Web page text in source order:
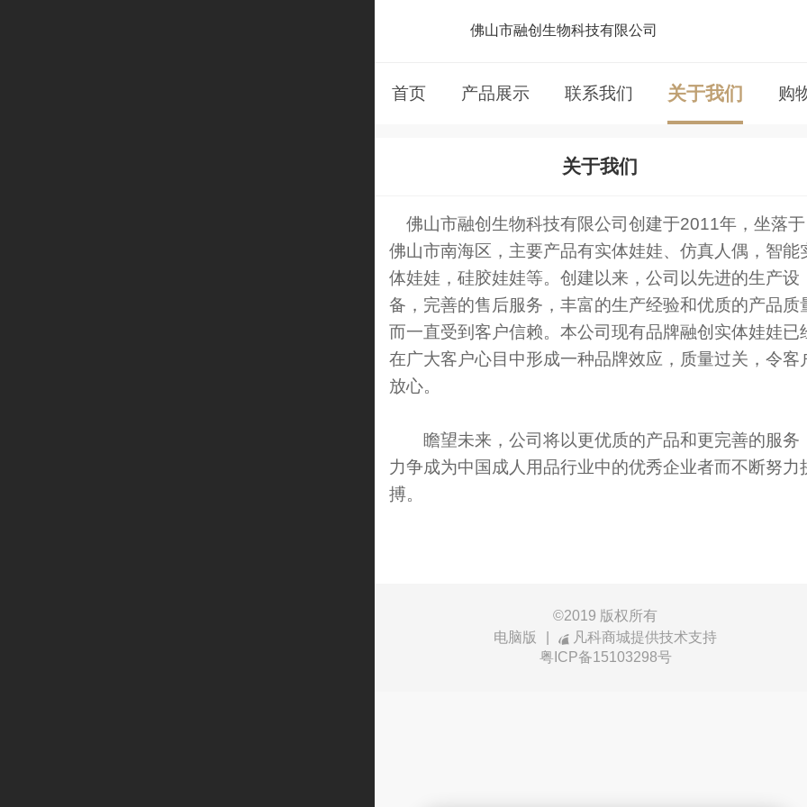
佛山市融创生物科技有限公司
首页 产品展示 联系我们 关于我们 购
关于我们
佛山市融创生物科技有限公司创建于2011年，坐落于
佛山市南海区，主要产品有实体娃娃、仿真人偶，智能
体娃娃，硅胶娃娃等。创建以来，公司以先进的生产设
备，完善的售后服务，丰富的生产经验和优质的产品质
而一直受到客户信赖。本公司现有品牌融创实体娃娃已
在广大客户心目中形成一种品牌效应，质量过关，令客
放心。
瞻望未来，公司将以更优质的产品和更完善的服务
力争成为中国成人用品行业中的优秀企业者而不断努力
搏。
©2019 版权所有
电脑版
凡科商城提供技术支持
粤ICP备15103298号